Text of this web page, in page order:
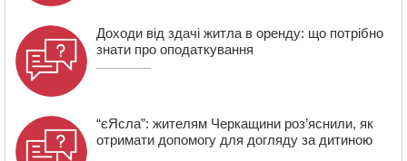
Доходи від здачі житла в оренду: що потрібно
знати про оподаткування
“єЯсла”: жителям Черкащини роз’яснили, як
отримати допомогу для догляду за дитиною